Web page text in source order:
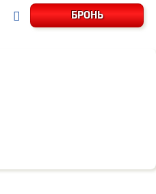
БРОНЬ